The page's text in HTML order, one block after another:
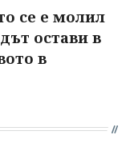
се е молил
остави в
в